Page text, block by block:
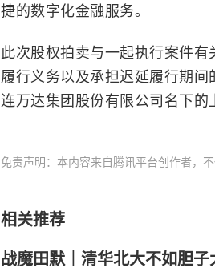
捷的数字化金融服务。
此次股权拍卖与一起执行案件
履行义务以及承担迟延履行期
连万达集团股份有限公司名下的
免责声明：本内容来自腾讯平台创作者，
相关推荐
战魔田默｜清华北大不如胆